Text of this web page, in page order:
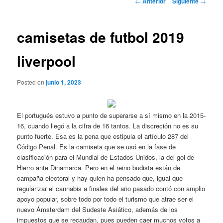
camisetas de futbol 2019
liverpool
Posted onjunio 1, 2023
El portugués estuvo a punto de superarse a sí mismo en la 2015-
16, cuando llegó a la cifra de 16 tantos. La discreción no es su
punto fuerte. Esa es la pena que estipula el artículo 287 del
Código Penal. Es la camiseta que se usó en la fase de
clasificación para el Mundial de Estados Unidos, la del gol de
Hierro ante Dinamarca. Pero en el reino budista están de
campaña electoral y hay quien ha pensado que, igual que
regularizar el cannabis a finales del año pasado contó con amplio
apoyo popular, sobre todo por todo el turismo que atrae ser el
nuevo Ámsterdam del Sudeste Asiático, además de los
impuestos que se recaudan, pues pueden caer muchos votos a